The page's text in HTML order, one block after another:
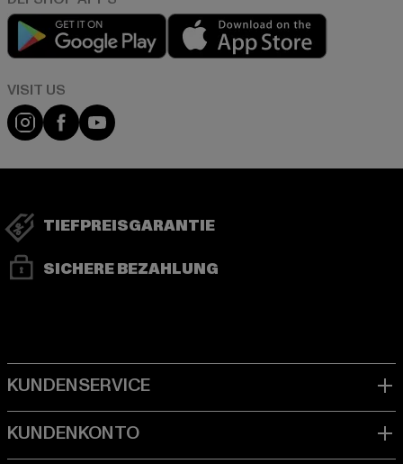
Play market
App store
Visit our Instagram page:
Visit our Facebook page:
Visit our YouTube channel:
TIEFPREISGARANTIE
SICHERE BEZAHLUNG